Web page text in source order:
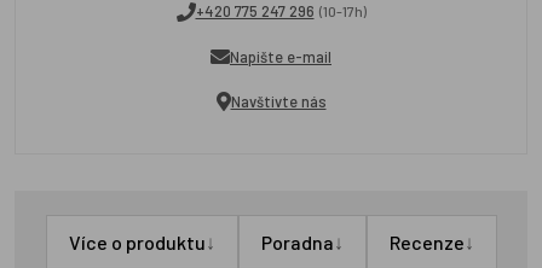
+420 775 247 296 (10-17h)
Napište e-mail
Navštivte nás
Více o produktu↓ Poradna↓ Recenze↓